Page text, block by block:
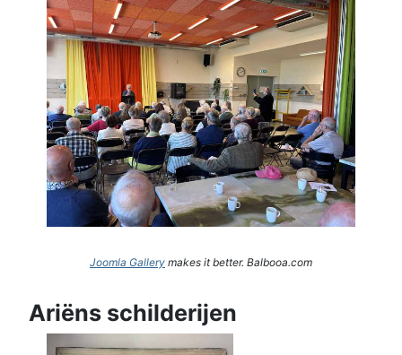
Joomla Gallery makes it better. Balbooa.com
Ariëns schilderijen